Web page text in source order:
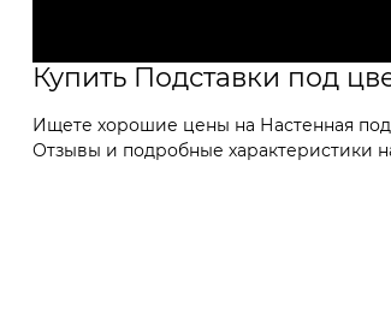
Купить Подставки под
Ищете хорошие цены на Настенная
Отзывы и подробные характеристики